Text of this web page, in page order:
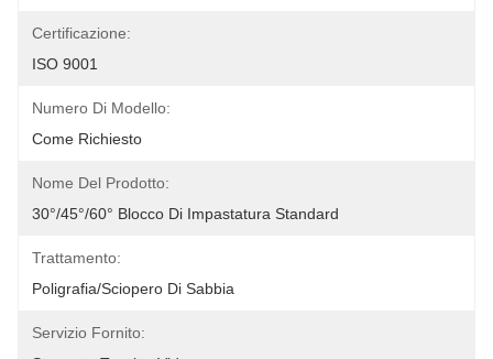
Certificazione:
ISO 9001
Numero Di Modello:
Come Richiesto
Nome Del Prodotto:
30°/45°/60° Blocco Di Impastatura Standard
Trattamento:
Poligrafia/sciopero Di Sabbia
Servizio Fornito: